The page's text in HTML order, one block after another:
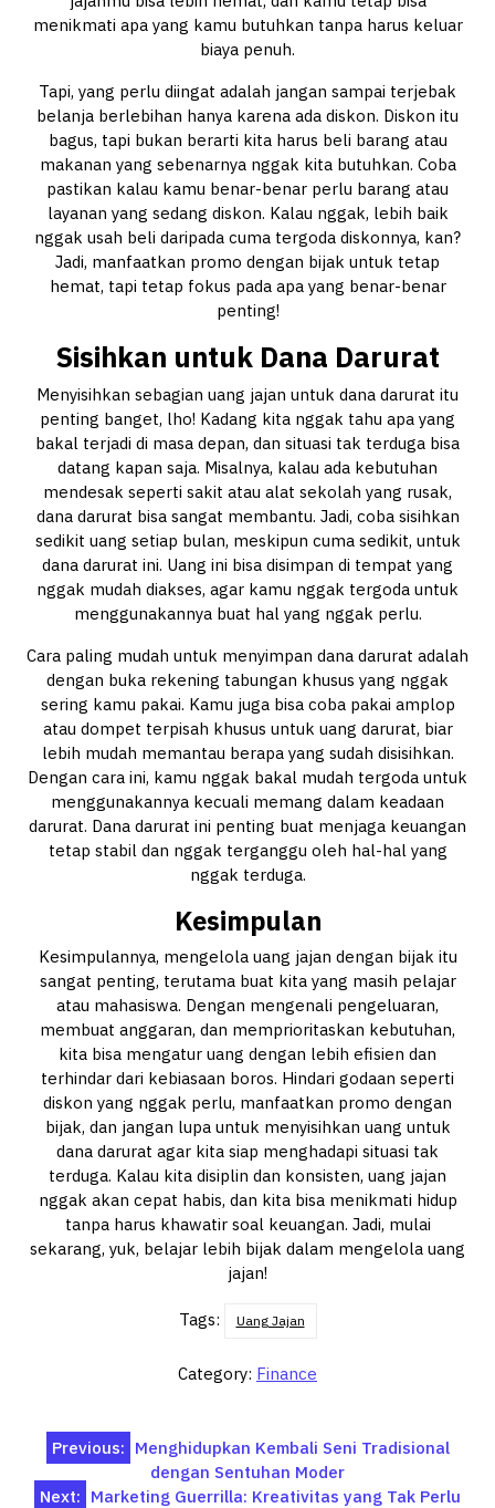
menikmati apa yang kamu butuhkan tanpa harus keluar
biaya penuh.
Tapi, yang perlu diingat adalah jangan sampai terjebak
belanja berlebihan hanya karena ada diskon. Diskon itu
bagus, tapi bukan berarti kita harus beli barang atau
makanan yang sebenarnya nggak kita butuhkan. Coba
pastikan kalau kamu benar-benar perlu barang atau
layanan yang sedang diskon. Kalau nggak, lebih baik
nggak usah beli daripada cuma tergoda diskonnya, kan?
Jadi, manfaatkan promo dengan bijak untuk tetap
hemat, tapi tetap fokus pada apa yang benar-benar
penting!
Sisihkan untuk Dana Darurat
Menyisihkan sebagian uang jajan untuk dana darurat itu
penting banget, lho! Kadang kita nggak tahu apa yang
bakal terjadi di masa depan, dan situasi tak terduga bisa
datang kapan saja. Misalnya, kalau ada kebutuhan
mendesak seperti sakit atau alat sekolah yang rusak,
dana darurat bisa sangat membantu. Jadi, coba sisihkan
sedikit uang setiap bulan, meskipun cuma sedikit, untuk
dana darurat ini. Uang ini bisa disimpan di tempat yang
nggak mudah diakses, agar kamu nggak tergoda untuk
menggunakannya buat hal yang nggak perlu.
Cara paling mudah untuk menyimpan dana darurat adalah
dengan buka rekening tabungan khusus yang nggak
sering kamu pakai. Kamu juga bisa coba pakai amplop
atau dompet terpisah khusus untuk uang darurat, biar
lebih mudah memantau berapa yang sudah disisihkan.
Dengan cara ini, kamu nggak bakal mudah tergoda untuk
menggunakannya kecuali memang dalam keadaan
darurat. Dana darurat ini penting buat menjaga keuangan
tetap stabil dan nggak terganggu oleh hal-hal yang
nggak terduga.
Kesimpulan
Kesimpulannya, mengelola uang jajan dengan bijak itu
sangat penting, terutama buat kita yang masih pelajar
atau mahasiswa. Dengan mengenali pengeluaran,
membuat anggaran, dan memprioritaskan kebutuhan,
kita bisa mengatur uang dengan lebih efisien dan
terhindar dari kebiasaan boros. Hindari godaan seperti
diskon yang nggak perlu, manfaatkan promo dengan
bijak, dan jangan lupa untuk menyisihkan uang untuk
dana darurat agar kita siap menghadapi situasi tak
terduga. Kalau kita disiplin dan konsisten, uang jajan
nggak akan cepat habis, dan kita bisa menikmati hidup
tanpa harus khawatir soal keuangan. Jadi, mulai
sekarang, yuk, belajar lebih bijak dalam mengelola uang
jajan!
Tags: Uang Jajan
Category: Finance
Post
navigation
Previous: Menghidupkan Kembali Seni Tradisional
dengan Sentuhan Moder
Next: Marketing Guerrilla: Kreativitas yang Tak Perlu